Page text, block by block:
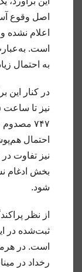
اصل وقوع
اعلام نشده
است.
به احتمال
در کنار این
۷۴۷
احتمال
نیز تفاوت
بخش ادغام
شود.
از نظر
ثبت‌شده در
است. در
رخداد در